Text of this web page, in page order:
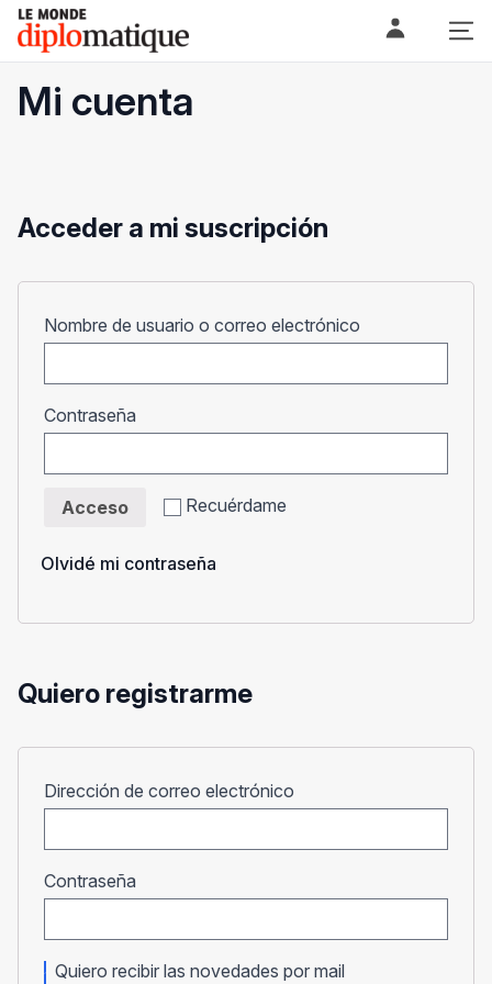
Skip
content
Le monde diplomatique
Mi cuenta
Acceder a mi suscripción
Nombre de usuario o correo electrónico
Contraseña
Recuérdame
Acceso
Olvidé mi contraseña
Quiero registrarme
Dirección de correo electrónico
Contraseña
Quiero recibir las novedades por mail